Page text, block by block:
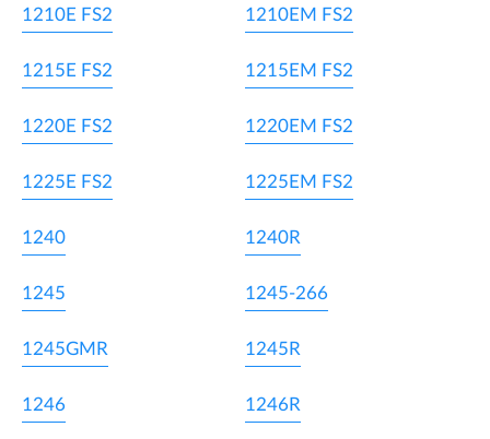
1210E FS2 1210EM FS2
1215E FS2 1215EM FS2
1220E FS2 1220EM FS2
1225E FS2 1225EM FS2
1240 1240R
1245 1245-266
1245GMR 1245R
1246 1246R